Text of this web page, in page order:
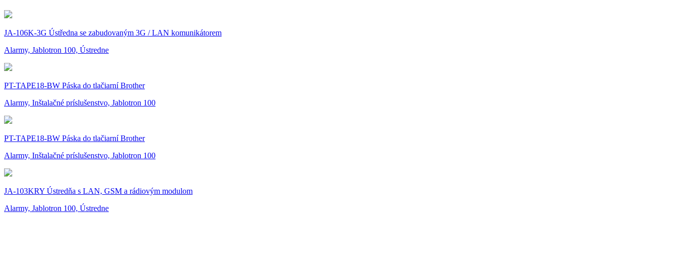
JA-106K-3G Ústředna se zabudovaným 3G / LAN komunikátorem
Alarmy, Jablotron 100, Ústredne
PT-TAPE18-BW Páska do tlačiarní Brother
Alarmy, Inštalačné príslušenstvo, Jablotron 100
PT-TAPE18-BW Páska do tlačiarní Brother
Alarmy, Inštalačné príslušenstvo, Jablotron 100
JA-103KRY Ústredňa s LAN, GSM a rádiovým modulom
Alarmy, Jablotron 100, Ústredne